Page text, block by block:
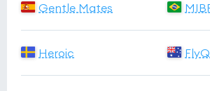
Gentle Mates
Heroic